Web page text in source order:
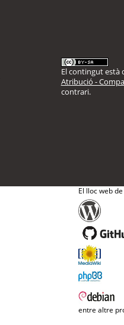
El contingut està
Atribució -
contrari.
El lloc web
entre altre